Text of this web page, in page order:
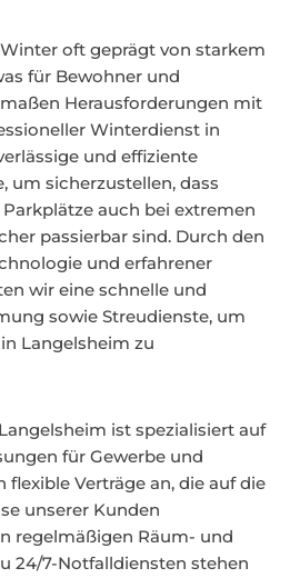
oft geprägt von starkem
für Bewohner und
Herausforderungen mit
Winterdienst in
und effiziente
um sicherzustellen, dass
auch bei extremen
passierbar sind. Durch den
und erfahrener
wir eine schnelle und
sowie Streudienste, um
Langelsheim zu
ist spezialisiert auf
für Gewerbe und
Verträge an, die auf die
unserer Kunden
regelmäßigen Räum- und
24/7-Notfalldiensten stehen